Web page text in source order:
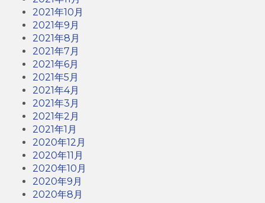
2021年10月
2021年9月
2021年8月
2021年7月
2021年6月
2021年5月
2021年4月
2021年3月
2021年2月
2021年1月
2020年12月
2020年11月
2020年10月
2020年9月
2020年8月